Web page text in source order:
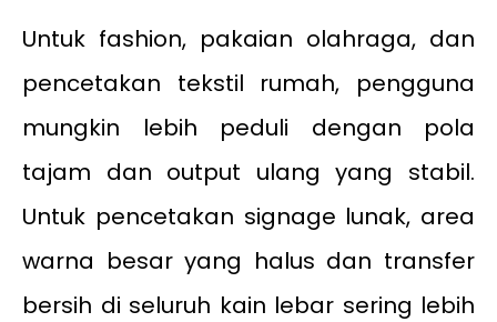
Untuk fashion, pakaian olahraga, dan
pencetakan tekstil rumah, pengguna
mungkin lebih peduli dengan pola
tajam dan output ulang yang stabil.
Untuk pencetakan signage lunak, area
warna besar yang halus dan transfer
bersih di seluruh kain lebar sering lebih